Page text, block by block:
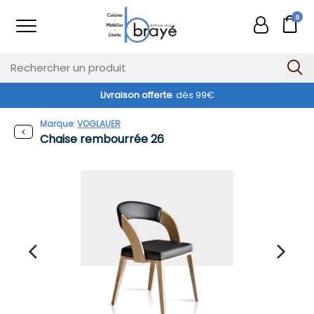
0
Livraison offerte dès 99€
Chaise rembourrée 26
Marque:VOGLAUER